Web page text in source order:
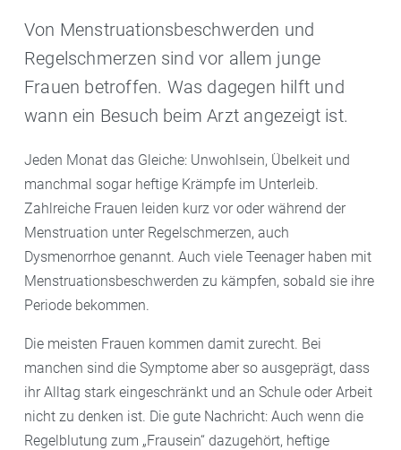
Von Menstruationsbeschwerden und
Regelschmerzen sind vor allem junge
Frauen betroffen. Was dagegen hilft und
wann ein Besuch beim Arzt angezeigt ist.
Jeden Monat das Gleiche: Unwohlsein, Übelkeit und
manchmal sogar heftige Krämpfe im Unterleib.
Zahlreiche Frauen leiden kurz vor oder während der
Menstruation unter Regelschmerzen, auch
Dysmenorrhoe genannt. Auch viele Teenager haben mit
Menstruationsbeschwerden zu kämpfen, sobald sie ihre
Periode bekommen.
Die meisten Frauen kommen damit zurecht. Bei
manchen sind die Symptome aber so ausgeprägt, dass
ihr Alltag stark eingeschränkt und an Schule oder Arbeit
nicht zu denken ist. Die gute Nachricht: Auch wenn die
Regelblutung zum „Frausein“ dazugehört, heftige